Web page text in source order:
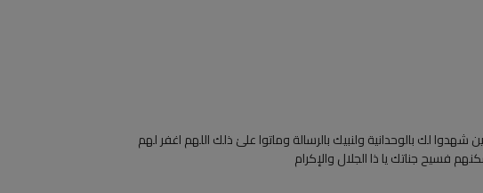
لك بالوحدانية ولنبيك بالرسالة وماتوا علىٰ ذلك اللهم اغفر لهم